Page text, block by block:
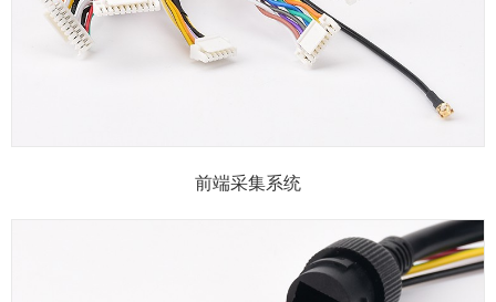
前端采集系统